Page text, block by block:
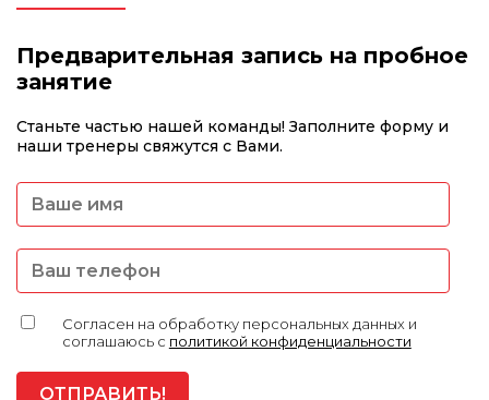
Предварительная запись на пробное
занятие
Станьте частью нашей команды! Заполните форму и
наши тренеры свяжутся с Вами.
Согласен на обработку персональных данных и
соглашаюсь с политикой конфиденциальности